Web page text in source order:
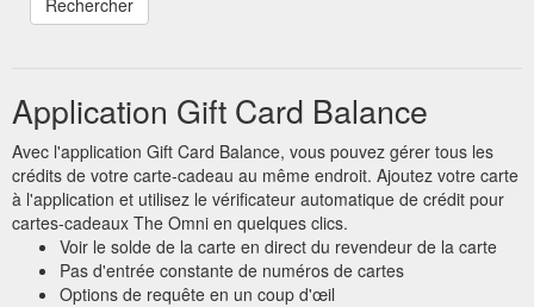
Application Gift Card Balance
Avec l'application Gift Card Balance, vous pouvez gérer tous les
crédits de votre carte-cadeau au même endroit. Ajoutez votre carte
à l'application et utilisez le vérificateur automatique de crédit pour
cartes-cadeaux The Omni en quelques clics.
Voir le solde de la carte en direct du revendeur de la carte
Pas d'entrée constante de numéros de cartes
Options de requête en un coup d'œil